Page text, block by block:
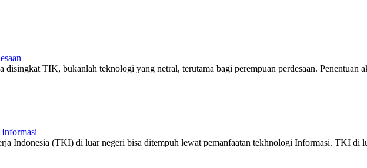
TIK, bukanlah teknologi yang netral, terutama bagi perempuan perdesaan. Penentuan
Indonesia (TKI) di luar negeri bisa ditempuh lewat pemanfaatan tekhnologi Informasi. TKI di